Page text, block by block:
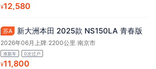
¥12,580
苏A 新大洲本田 2025款 NS150LA 青春版
2026年06月上牌/2200公里 /南京市
准新车 0次过户
¥11,800